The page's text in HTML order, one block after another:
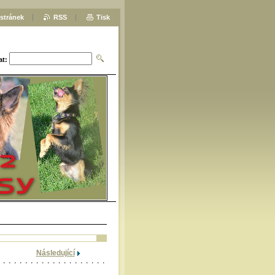
Následující
RSS Tisk